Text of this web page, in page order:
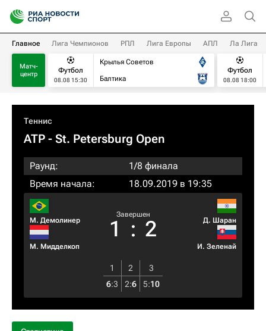
Главное Лига Чемпионов РПЛ Лига Европы АПЛ Ла Лига
Матч-
центр
Футбол
08.08 15:30
Крылья Советов
Балтика
Футбол
08.08 18:00
Теннис
ATP - St. Petersburg Open
Раунд:
1/8 финала
Время начала:
18.09.2019 в 19:35
М. Демолинер
М. Мидделкоп
Завершен
1 : 2 Д. Шаран
И. Зеленай
1 2
3
6:3 2:6 5:10